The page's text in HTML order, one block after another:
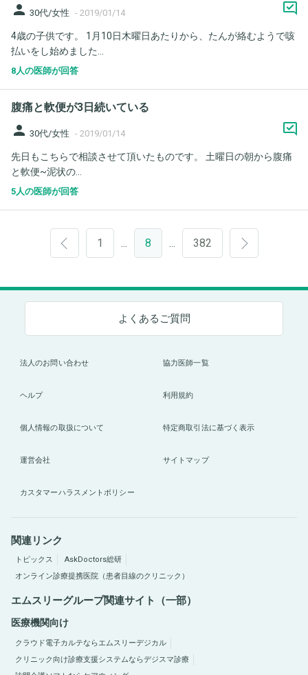
person 30代/女性 - 2019/01/14
4歳の子供です。 1月10日木曜日あたりから、たんが絡むようで咳
払いをし始めました...
8人の医師が回答
腹痛と軟便が3日続いている
person 30代/女性 - 2019/01/14
先日もこちらで相談させて頂いたものです。 土曜日の朝から腹痛
と軟便~泥状の...
5人の医師が回答
1 8 382
よくあるご質問
法人のお問い合わせ 協力医師一覧
ヘルプ 利用規約
個人情報の取扱について 特定商取引法に基づく表示
運営会社 サイトマップ
カスタマーハラスメントポリシー
関連リンク
トピックス
AskDoctors総研
オンライン診療提携医院（患者目線のクリニック）
エムスリーグループ関連サイト（一部）
医療機関向け
クラウド電子カルテならエムスリーデジカル
クリニック向け診療支援システムならデジスマ診療